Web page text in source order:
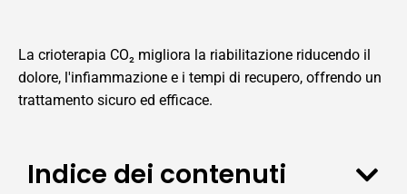
La crioterapia CO₂ migliora la riabilitazione riducendo il
dolore, l'infiammazione e i tempi di recupero, offrendo un
trattamento sicuro ed efficace.
Indice dei contenuti